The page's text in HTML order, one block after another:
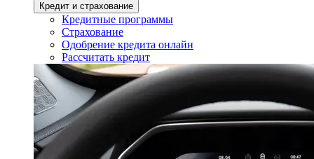
Кредит и страхование
Кредитные программы
Страхование
Одобрение кредита онлайн
Рассчитать кредит